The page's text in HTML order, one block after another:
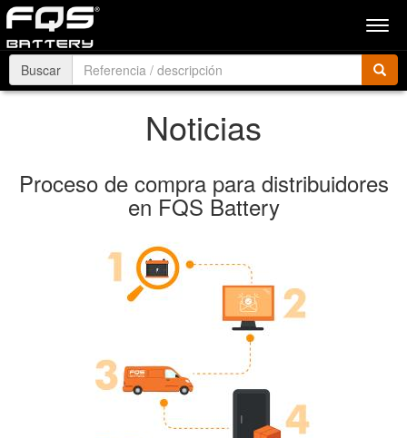
Buscar
Noticias
Proceso de compra para distribuidores
en FQS Battery